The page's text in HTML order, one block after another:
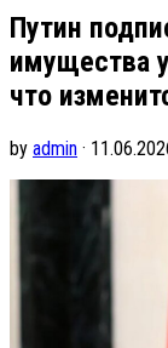
Путин
имущества
что
by admin ·